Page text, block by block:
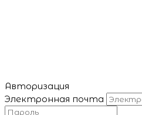
Авторизация
Электронная почта